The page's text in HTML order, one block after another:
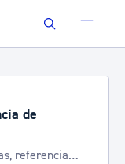
Buscar
de
referencia